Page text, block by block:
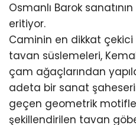
Osmanlı Barok
eritiyor.
Caminin en dikkat
tavan süslemeleri,
çam ağaçlarından
adeta bir sanat
geçen geometrik
şekillendirilen tavan